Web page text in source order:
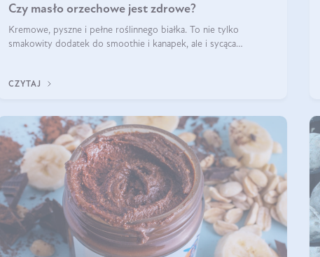
Czy masło orzechowe jest zdrowe?
Kremowe, pyszne i pełne roślinnego białka. To nie tylko
smakowity dodatek do smoothie i kanapek, ale i sycąca
CZYTAJ